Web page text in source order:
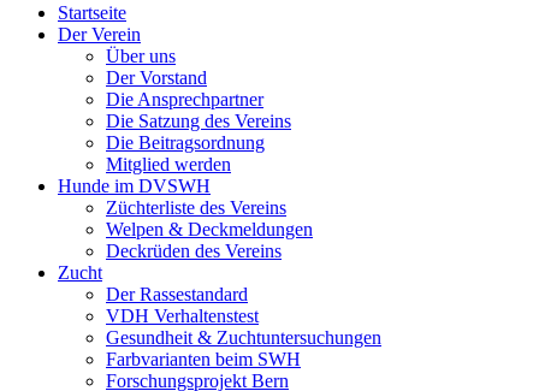
Startseite
Der Verein
Über uns
Der Vorstand
Die Ansprechpartner
Die Satzung des Vereins
Die Beitragsordnung
Mitglied werden
Hunde im DVSWH
Züchterliste des Vereins
Welpen & Deckmeldungen
Deckrüden des Vereins
Zucht
Der Rassestandard
VDH Verhaltenstest
Gesundheit & Zuchtuntersuchungen
Farbvarianten beim SWH
Forschungsprojekt Bern